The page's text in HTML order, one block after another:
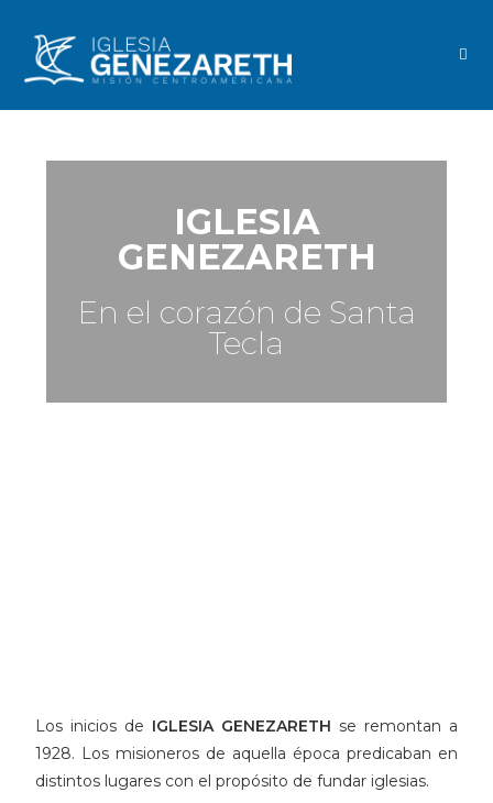
IGLESIA
GENEZARETH
En el corazón de Santa
Tecla
Los inicios de IGLESIA GENEZARETH se remontan a
1928. Los misioneros de aquella época predicaban en
distintos lugares con el propósito de fundar iglesias.